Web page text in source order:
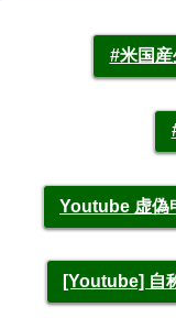
#米国
Youtube 虚偽
[Youtube] 自